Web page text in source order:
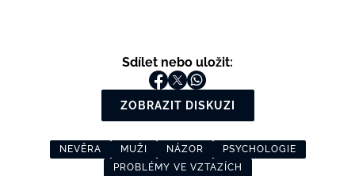
Sdílet nebo uložit:
ZOBRAZIT DISKUZI
NEVĚRA MUŽI NÁZOR
PSYCHOLOGIE
PROBLÉMY VE VZTAZÍCH